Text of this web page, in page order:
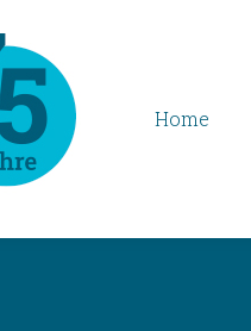
Home